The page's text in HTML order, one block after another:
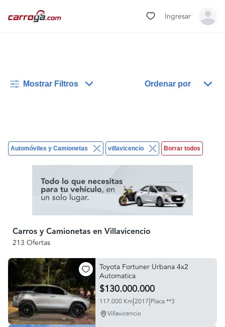
Ingresar
Mostrar Filtros Ordenar por
Automóviles y Camionetas villavicencio Borrar todos
Carros y Camionetas en Villavicencio
213 Ofertas
Toyota Fortuner Urbana 4x2
Automatica
$130.000.000
117.000 Km|2017|Placa **3
Villavicencio